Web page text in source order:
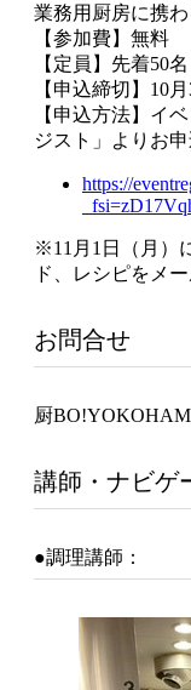
業務用厨房に携
【参加費】無料
【定員】先着50名
【申込締切】10月
【申込方法】イ
ジスト」よりお申
https://
※11月1日（月）
ド、レシピをメ
お問合せ
厨
講師・ナビゲ
●調理講師：